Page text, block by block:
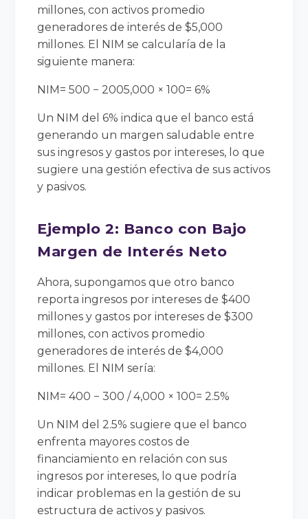
millones, con activos promedio
generadores de interés de $5,000
millones. El NIM se calcularía de la
siguiente manera:
NIM= 500 − 2005,000 × 100= 6%
Un NIM del 6% indica que el banco está
generando un margen saludable entre
sus ingresos y gastos por intereses, lo que
sugiere una gestión efectiva de sus activos
y pasivos.
Ejemplo 2: Banco con Bajo
Margen de Interés Neto
Ahora, supongamos que otro banco
reporta ingresos por intereses de $400
millones y gastos por intereses de $300
millones, con activos promedio
generadores de interés de $4,000
millones. El NIM sería:
NIM= 400 − 300 / 4,000 × 100= 2.5%
Un NIM del 2.5% sugiere que el banco
enfrenta mayores costos de
financiamiento en relación con sus
ingresos por intereses, lo que podría
indicar problemas en la gestión de su
estructura de activos y pasivos.